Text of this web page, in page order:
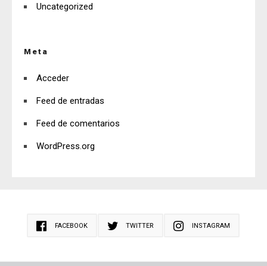
Uncategorized
Meta
Acceder
Feed de entradas
Feed de comentarios
WordPress.org
FACEBOOK TWITTER INSTAGRAM